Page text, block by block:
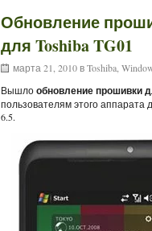
Обновление
для Toshiba TG01
марта 21, 2010 вToshiba
Вышлообновление прошивки
пользователям этого аппарата
6.5.